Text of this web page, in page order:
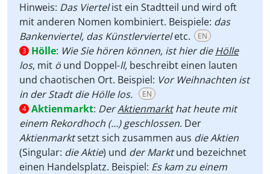
Hinweis: Das Viertelist ein Stadtteil und wird oft
mit anderen Nomen kombiniert. Beispiele: das
Bankenviertel, das Künstlervierteletc. EN
3 Hölle: Wie Sie hören können, ist hier dieHölle
los, mit ö und Doppel-ll, beschreibt einen lauten
und chaotischen Ort. Beispiel: Vor Weihnachten ist
in der Stadt die Hölle los.
EN
4 Aktienmarkt: DerAktienmarkthat heute mit
einem Rekordhoch (…) geschlossen. Der
Aktienmarktsetzt sich zusammen aus dieAktien
(Singular: die Aktie) und der Marktund bezeichnet
einen Handelsplatz. Beispiel: Es kam zu einem